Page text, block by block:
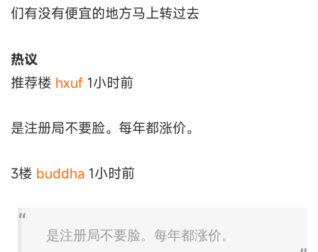
们有没有便宜的地方马上转过去
热议
推荐楼 hxuf 1小时前
是注册局不要脸。每年都涨价。
3楼 buddha 1小时前
是注册局不要脸。每年都涨价。